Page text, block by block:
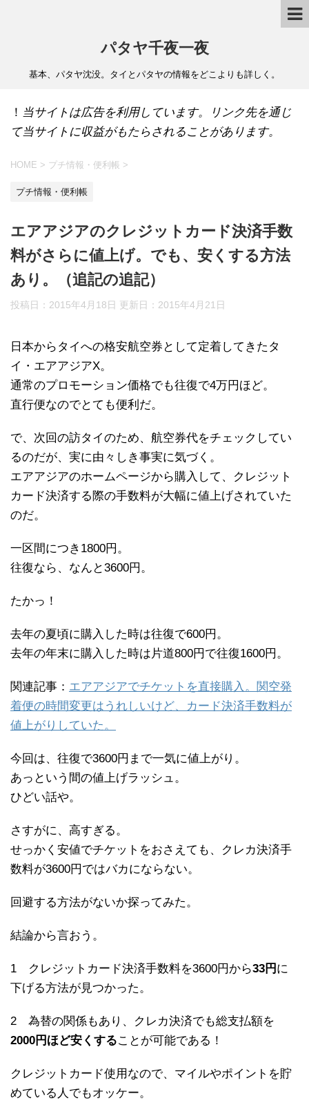
パタヤ千夜一夜
基本、パタヤ沈没。タイとパタヤの情報をどこよりも詳しく。
！ 当サイトは広告を利用しています。リンク先を通じ
て当サイトに収益がもたらされることがあります。
HOME > プチ情報・便利帳 >
プチ情報・便利帳
エアアジアのクレジットカード決済手数
料がさらに値上げ。でも、安くする方法
あり。（追記の追記）
投稿日：2015年4月18日 更新日： 2015年4月21日
日本からタイへの格安航空券として定着してきたタ
イ・エアアジアX。
通常のプロモーション価格でも往復で4万円ほど。
直行便なのでとても便利だ。
で、次回の訪タイのため、航空券代をチェックしてい
るのだが、実に由々しき事実に気づく。
エアアジアのホームページから購入して、クレジット
カード決済する際の手数料が大幅に値上げされていた
のだ。
一区間につき1800円。
往復なら、なんと3600円。
たかっ！
去年の夏頃に購入した時は往復で600円。
去年の年末に購入した時は片道800円で往復1600円。
関連記事： エアアジアでチケットを直接購入。関空発
着便の時間変更はうれしいけど、カード決済手数料が
値上がりしていた。
今回は、往復で3600円まで一気に値上がり。
あっという間の値上げラッシュ。
ひどい話や。
さすがに、高すぎる。
せっかく安値でチケットをおさえても、クレカ決済手
数料が3600円ではバカにならない。
回避する方法がないか探ってみた。
結論から言おう。
1 クレジットカード決済手数料を3600円から33円 に
下げる方法が見つかった。
2 為替の関係もあり、クレカ決済でも総支払額を
2000円ほど安くすることが可能である！
クレジットカード使用なので、マイルやポイントを貯
めている人でもオッケー。